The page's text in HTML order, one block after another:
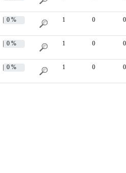
0 % 1 0 0
0 % 1 0 0
0 % 1 0 0